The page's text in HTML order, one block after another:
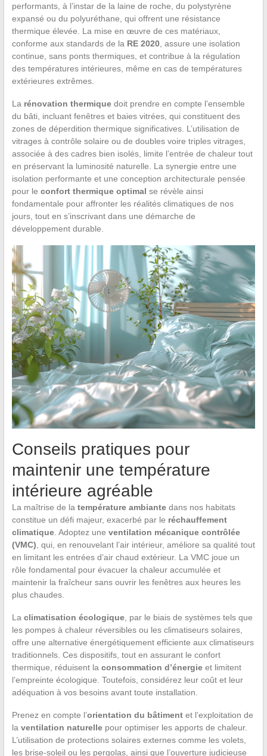
performants, à l’instar de la laine de roche, du polystyrène
expansé ou du polyuréthane, qui offrent une résistance
thermique élevée. La mise en œuvre de ces matériaux,
conforme aux standards de la RE 2020, assure une isolation
continue, sans ponts thermiques, et contribue à la régulation
des températures intérieures, même en cas de températures
extérieures extrêmes.
La rénovation thermiquedoit prendre en compte l’ensemble
du bâti, incluant fenêtres et baies vitrées, qui constituent des
zones de déperdition thermique significatives. L’utilisation de
vitrages à contrôle solaire ou de doubles voire triples vitrages,
associée à des cadres bien isolés, limite l’entrée de chaleur tout
en préservant la luminosité naturelle. La synergie entre une
isolation performante et une conception architecturale pensée
pour le confort thermique optimal se révèle ainsi
fondamentale pour affronter les réalités climatiques de nos
jours, tout en s’inscrivant dans une démarche de
développement durable.
Conseils pratiques pour
maintenir une température
intérieure agréable
La maîtrise de la température ambiantedans nos habitats
constitue un défi majeur, exacerbé par le réchauffement
climatique. Adoptez une ventilation mécanique contrôlée
(VMC) , qui, en renouvelant l’air intérieur, améliore sa qualité tout
en limitant les entrées d’air chaud extérieur. La VMC joue un
rôle fondamental pour évacuer la chaleur accumulée et
maintenir la fraîcheur sans ouvrir les fenêtres aux heures les
plus chaudes.
La climatisation écologique, par le biais de systèmes tels que
les pompes à chaleur réversibles ou les climatiseurs solaires,
offre une alternative énergétiquement efficiente aux climatiseurs
traditionnels. Ces dispositifs, tout en assurant le confort
thermique, réduisent la consommation d’énergieet limitent
l’empreinte écologique. Toutefois, considérez leur coût et leur
adéquation à vos besoins avant toute installation.
Prenez en compte l’orientation du bâtimentet l’exploitation de
la ventilation naturellepour optimiser les apports de chaleur.
L’utilisation de protections solaires externes comme les volets,
les brise-soleil ou les pergolas, ainsi que l’ouverture judicieuse